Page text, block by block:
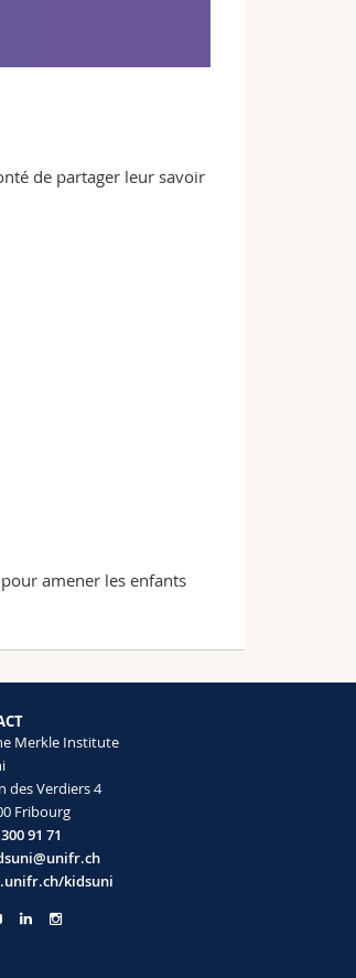
de partager leur savoir
amener les enfants
Merkle Institute
des Verdiers 4
Fribourg
91 71
kidsuni